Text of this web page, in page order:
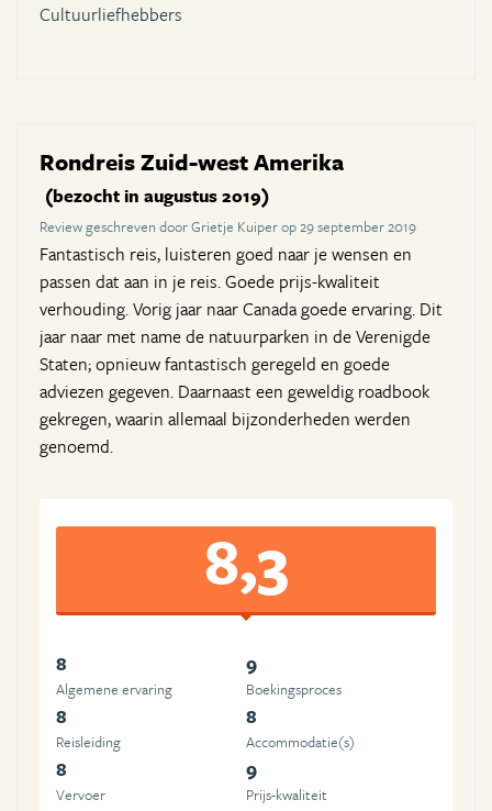
Cultuurliefhebbers
Rondreis Zuid-west Amerika
(bezocht in augustus 2019)
Review geschreven door Grietje Kuiper op 29 september 2019
Fantastisch reis, luisteren goed naar je wensen en
passen dat aan in je reis. Goede prijs-kwaliteit
verhouding. Vorig jaar naar Canada goede ervaring. Dit
jaar naar met name de natuurparken in de Verenigde
Staten; opnieuw fantastisch geregeld en goede
adviezen gegeven. Daarnaast een geweldig roadbook
gekregen, waarin allemaal bijzonderheden werden
genoemd.
8,3
8
Algemene ervaring
9
Boekingsproces
8
Reisleiding
8
Accommodatie(s)
8
Vervoer
9
Prijs-kwaliteit